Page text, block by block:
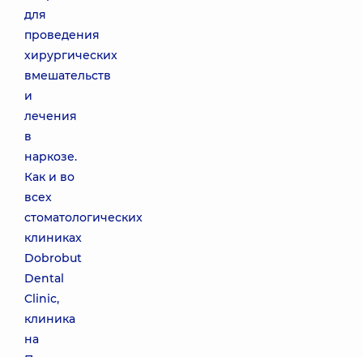
для
проведения
хирургических
вмешательств
и
лечения
в
наркозе.
Как и во
всех
стоматологических
клиниках
Dobrobut
Dental
Clinic,
клиника
на